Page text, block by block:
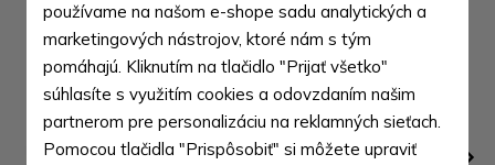
používame na našom e-shope sadu analytických a
marketingových nástrojov, ktoré nám s tým
pomáhajú. Kliknutím na tlačidlo "Prijať všetko"
súhlasíte s využitím cookies a odovzdaním našim
partnerom pre personalizáciu na reklamných sieťach.
Pomocou tlačidla "Prispôsobiť" si môžete upraviť